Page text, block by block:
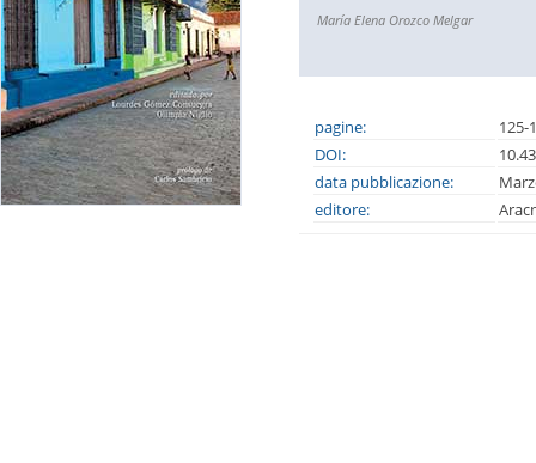
María Elena Orozco Melgar
pagine:
125-
DOI:
data pubblicazione:
editore: